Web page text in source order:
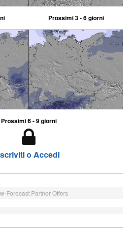
Prossimi 3 - 6 giorni
Prossimi 6 - 9 giorni
o Accedi
Forecast Partner Offers